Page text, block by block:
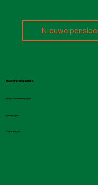
Nieuwe
Pensioenactiviteiten pagina
Ideeënpagina
Verbindpagina
Belangrijkste pagina's